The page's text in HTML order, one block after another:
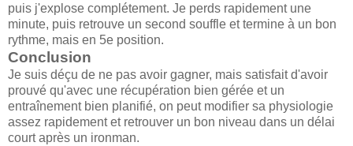
puis j'explose complétement. Je perds rapidement une
minute, puis retrouve un second souffle et termine à un bon
rythme, mais en 5e position.
Conclusion
Je suis déçu de ne pas avoir gagner, mais satisfait d'avoir
prouvé qu'avec une récupération bien gérée et un
entraînement bien planifié, on peut modifier sa physiologie
assez rapidement et retrouver un bon niveau dans un délai
court après un ironman.